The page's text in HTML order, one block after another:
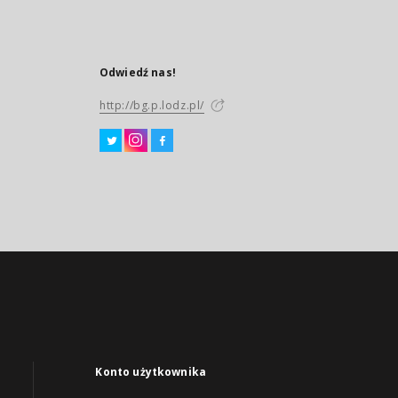
Odwiedź nas!
http://bg.p.lodz.pl/
Konto użytkownika